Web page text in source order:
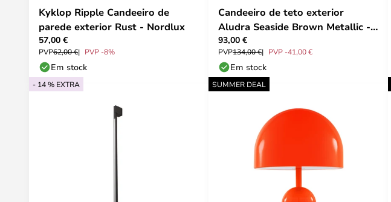
Kyklop Ripple Candeeiro de
parede exterior Rust - Nordlux
57,00 €
PVP62,00 € PVP -8%
Em stock
Candeeiro de teto exterior
Aludra Seaside Brown Metallic -
Nordlux
93,00 €
PVP134,00 € PVP -41,00 €
Em stock
- 14 % EXTRA SUMMER DEAL